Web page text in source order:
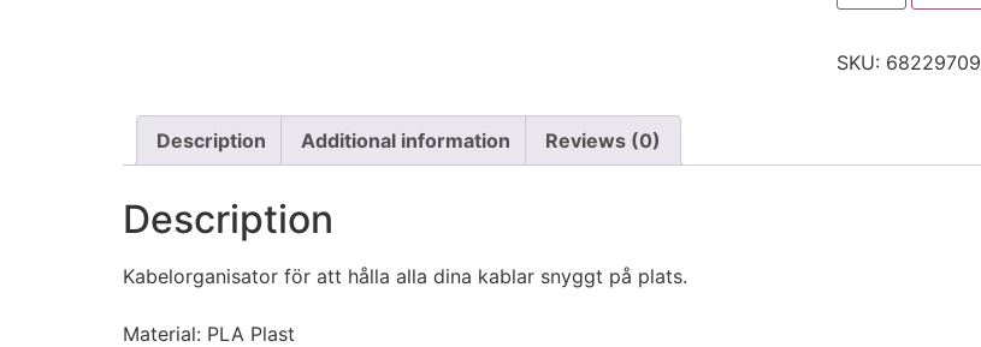
SKU: 68229709
Description Additional information Reviews (0)
Description
Kabelorganisator för att hålla alla dina kablar snyggt på plats.
Material: PLA Plast